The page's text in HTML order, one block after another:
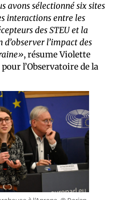
avons sélectionné six sites
interactions entre les
des STEU et la
l’impact des
, résume Violette
l’Observatoire de la